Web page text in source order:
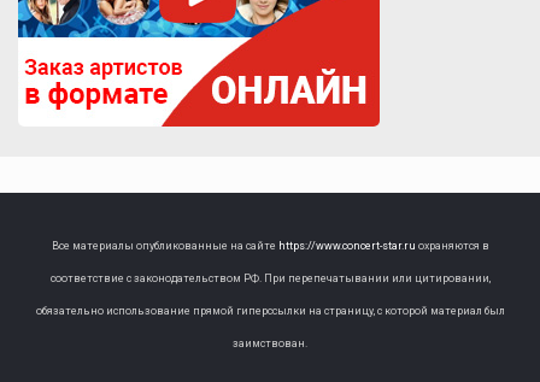
Все материалы опубликованные на сайте https://www.concert-star.ru охраняются в
соответствие с законодательством РФ. При перепечатывании или цитировании,
обязательно использование прямой гиперссылки на страницу, с которой материал был
заимствован.